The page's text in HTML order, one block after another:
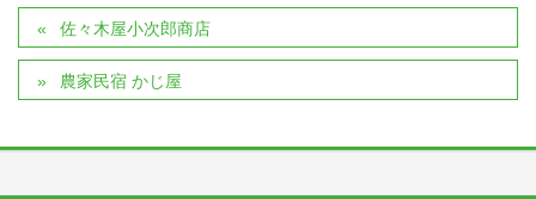
佐々木屋小次郎商店
農家民宿 かじ屋